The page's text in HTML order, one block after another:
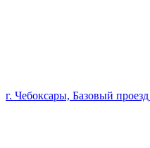
г. Чебоксары, Базовый